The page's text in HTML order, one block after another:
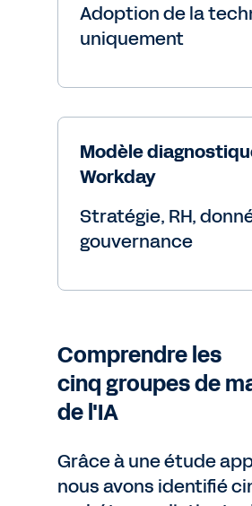
Adoption de la
uniquement
Modèle
Workday
Stratégie, RH,
gouvernance
Comprendre les
cinq groupes de
de l'IA
Grâce à une étude
nous avons identifié